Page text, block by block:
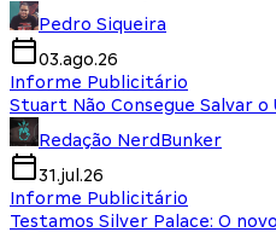
Pedro Siqueira
03.ago.26
Informe Publicitário
Stuart Não Consegue Salvar
Redação NerdBunker
31.jul.26
Informe Publicitário
Testamos Silver Palace: O